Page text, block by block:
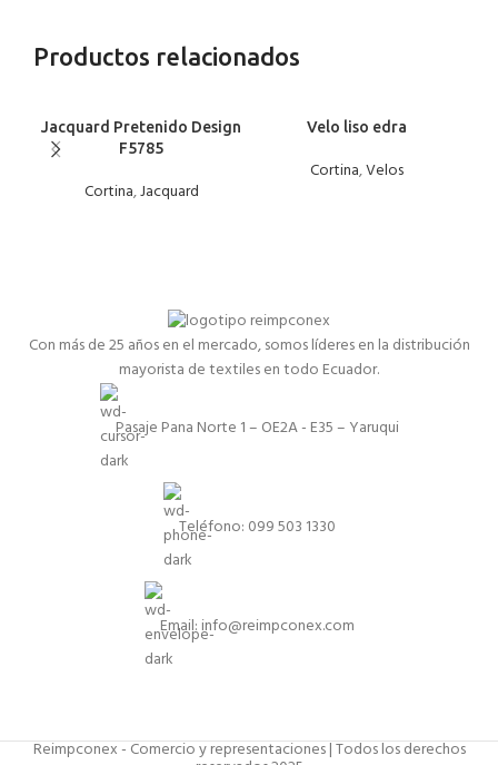
Productos relacionados
Jacquard Pretenido Design
F5785
Cortina,Jacquard
Velo liso edra
Cortina,Velos
Con más de 25 años en el mercado, somos líderes en la distribución
mayorista de textiles en todo Ecuador.
Pasaje Pana Norte 1 – OE2A - E35 – Yaruqui
Teléfono: 099 503 1330
Email: info@reimpconex.com
Reimpconex - Comercio y representaciones | Todos los derechos